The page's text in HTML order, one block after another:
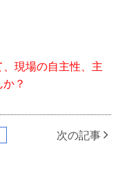
現場の自主性、主
？
次の記事